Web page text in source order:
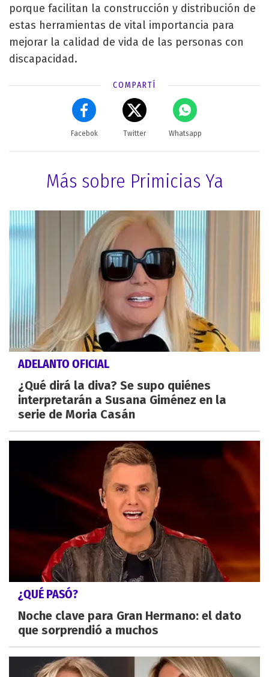
porque facilitan la construcción y distribución de
estas herramientas de vital importancia para
mejorar la calidad de vida de las personas con
discapacidad.
COMPARTÍ
Facebok Twitter Whatsapp
Más sobre Primicias Ya
ADELANTO OFICIAL
¿Qué dirá la diva? Se supo quiénes
interpretarán a Susana Giménez en la
serie de Moria Casán
¿QUÉ PASÓ?
Noche clave para Gran Hermano: el dato
que sorprendió a muchos